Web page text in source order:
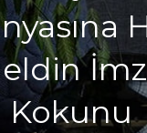
Kokunu